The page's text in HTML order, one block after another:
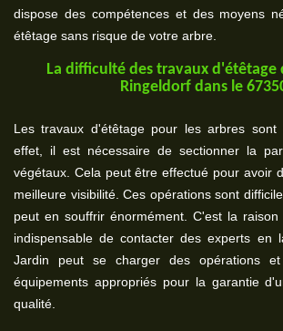
dispose des compétences et des moyens
étêtage sans risque de votre arbre.
La difficulté des travaux d'étêtage
Ringeldorf dans le
Les travaux d'étêtage pour les arbres sont
effet, il est nécessaire de sectionner la
végétaux. Cela peut être effectué pour avoir
meilleure visibilité. Ces opérations sont
peut en souffrir énormément. C'est la
indispensable de contacter des experts en
Jardin peut se charger des opérations
équipements appropriés pour la garantie
qualité.